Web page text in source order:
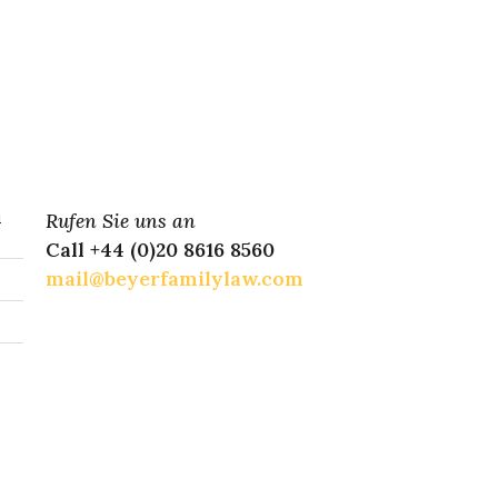
Rufen Sie uns an
Call +44 (0)20 8616 8560
mail@beyerfamilylaw.com